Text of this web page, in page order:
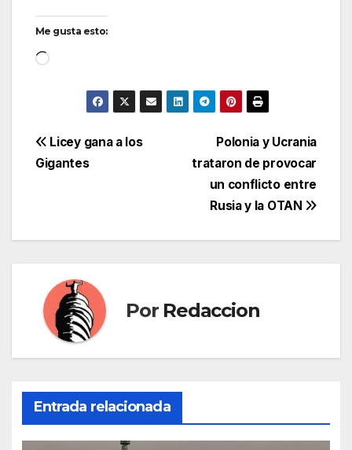
Me gusta esto:
Cargando...
Navegación
de
Polonia y Ucrania
trataron de provocar
un conflicto entre
Rusia y la OTAN
Licey gana a los
Gigantes
Por Redaccion
Entrada relacionada